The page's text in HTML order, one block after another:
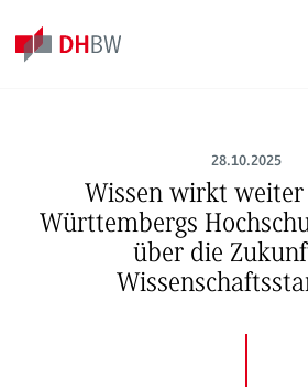
28.10.2025
Wissen wirkt weiter
Württembergs
über die